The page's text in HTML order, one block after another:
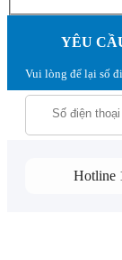
YÊU
Vui lòng để lại số
Hotline